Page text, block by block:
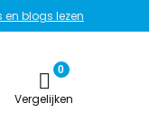
en blogs lezen
0
Vergelijken